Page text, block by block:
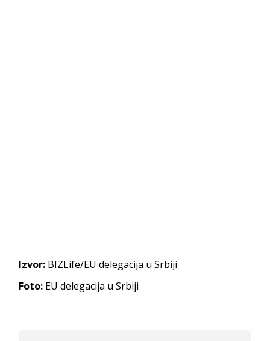
Izvor: BIZLife/EU delegacija u Srbiji
Foto: EU delegacija u Srbiji